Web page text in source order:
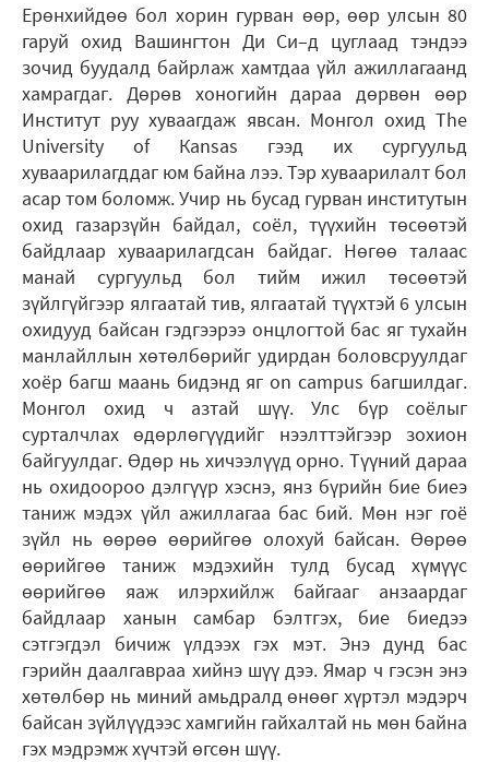
Ерөнхийдөө бол хорин гурван өөр, өөр улсын 80
гаруй охид Вашингтон Ди Си–д цуглаад тэндээ
зочид буудалд байрлаж хамтдаа үйл ажиллагаанд
хамрагдаг. Дөрөв хоногийн дараа дөрвөн өөр
Институт руу хуваагдаж явсан. Монгол охид The
University оf Кansas гээд их сургуульд
хуваарилагддаг юм байна лээ. Тэр хуваарилалт бол
асар том боломж. Учир нь бусад гурван институтын
охид газарзүйн байдал, соёл, түүхийн төсөөтэй
байдлаар хуваарилагдсан байдаг. Нөгөө талаас
манай сургуульд бол тийм ижил төсөөтэй
зүйлгүйгээр ялгаатай тив, ялгаатай түүхтэй 6 улсын
охидууд байсан гэдгээрээ онцлогтой бас яг тухайн
манлайллын хөтөлбөрийг удирдан боловсруулдаг
хоёр багш маань бидэнд яг on campus багшилдаг.
Монгол охид ч азтай шүү. Улс бүр соёлыг
сурталчлах өдөрлөгүүдийг нээлттэйгээр зохион
байгуулдаг. Өдөр нь хичээлүүд орно. Түүний дараа
нь охидоороо дэлгүүр хэснэ, янз бүрийн бие биеэ
таниж мэдэх үйл ажиллагаа бас бий. Мөн нэг гоё
зүйл нь өөрөө өөрийгөө олохуй байсан. Өөрөө
өөрийгөө таниж мэдэхийн тулд бусад хүмүүс
өөрийгөө яаж илэрхийлж байгааг анзаардаг
байдлаар ханын самбар бэлтгэх, бие биедээ
сэтгэгдэл бичиж үлдээх гэх мэт. Энэ дунд бас
гэрийн даалгавраа хийнэ шүү дээ. Ямар ч гэсэн энэ
хөтөлбөр нь миний амьдралд өнөөг хүртэл мэдэрч
байсан зүйлүүдээс хамгийн гайхалтай нь мөн байна
гэх мэдрэмж хүчтэй өгсөн шүү.